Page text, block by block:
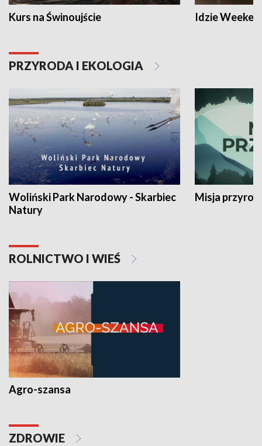
Kurs na Świnoujście Idzie
PRZYRODA I EKOLOGIA
Woliński Park Narodowy - Skarbiec
Natury
Misja
ROLNICTWO I WIEŚ
Agro-szansa
ZDROWIE